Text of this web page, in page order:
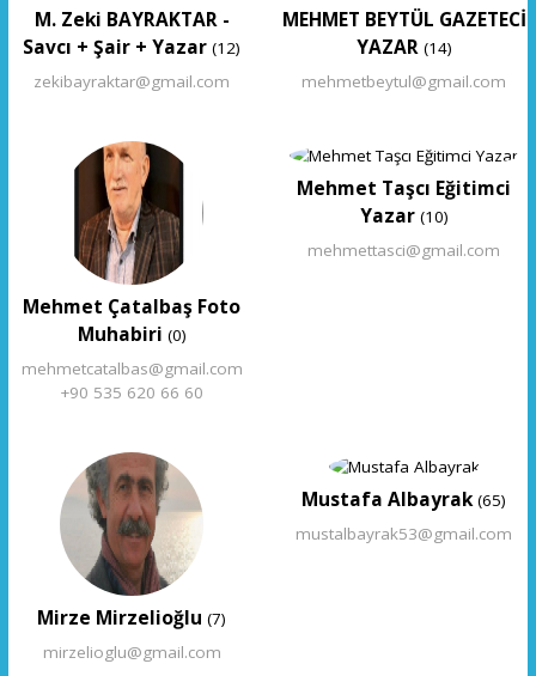
M. Zeki BAYRAKTAR -
Savcı + Şair + Yazar (12)
zekibayraktar@gmail.com
MEHMET BEYTÜL GAZETECİ
YAZAR(14)
mehmetbeytul@gmail.com
Mehmet Çatalbaş Foto
Muhabiri (0)
mehmetcatalbas@gmail.com
+90 535 620 66 60
Mehmet Taşcı Eğitimci
Yazar(10)
mehmettasci@gmail.com
Mirze Mirzelioğlu (7)
mirzelioglu@gmail.com
Mustafa Albayrak(65)
mustalbayrak53@gmail.com